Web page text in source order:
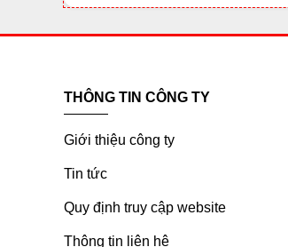
THÔNG TIN CÔNG TY
Giới thiệu công ty
Tin tức
Quy định truy cập website
Thông tin liên hệ